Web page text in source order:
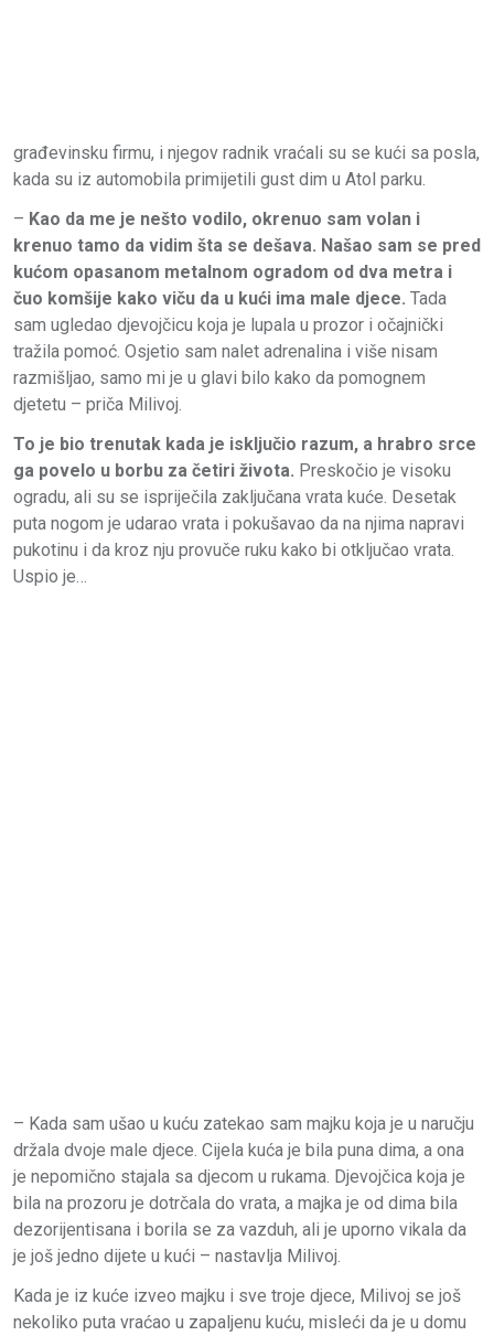
građevinsku firmu, i njegov radnik vraćali su se kući sa posla,
kada su iz automobila primijetili gust dim u Atol parku.
– Kao da me je nešto vodilo, okrenuo sam volan i
krenuo tamo da vidim šta se dešava. Našao sam se pred
kućom opasanom metalnom ogradom od dva metra i
čuo komšije kako viču da u kući ima male djece. Tada
sam ugledao djevojčicu koja je lupala u prozor i očajnički
tražila pomoć. Osjetio sam nalet adrenalina i više nisam
razmišljao, samo mi je u glavi bilo kako da pomognem
djetetu – priča Milivoj.
To je bio trenutak kada je isključio razum, a hrabro srce
ga povelo u borbu za četiri života. Preskočio je visoku
ogradu, ali su se ispriječila zaključana vrata kuće. Desetak
puta nogom je udarao vrata i pokušavao da na njima napravi
pukotinu i da kroz nju provuče ruku kako bi otključao vrata.
Uspio je…
– Kada sam ušao u kuću zatekao sam majku koja je u naručju
držala dvoje male djece. Cijela kuća je bila puna dima, a ona
je nepomično stajala sa djecom u rukama. Djevojčica koja je
bila na prozoru je dotrčala do vrata, a majka je od dima bila
dezorijentisana i borila se za vazduh, ali je uporno vikala da
je još jedno dijete u kući – nastavlja Milivoj.
Kada je iz kuće izveo majku i sve troje djece, Milivoj se još
nekoliko puta vraćao u zapaljenu kuću, misleći da je u domu